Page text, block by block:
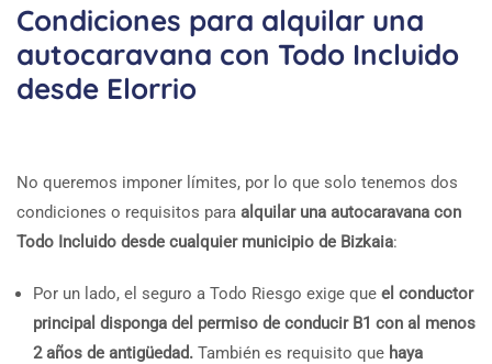
Condiciones para alquilar una
autocaravana con Todo Incluido
desde Elorrio
No queremos imponer límites, por lo que solo tenemos dos
condiciones o requisitos para alquilar una autocaravana con
Todo Incluido desde cualquier municipio de Bizkaia:
Por un lado, el seguro a Todo Riesgo exige que el conductor
principal disponga del permiso de conducir B1 con al menos
2 años de antigüedad. También es requisito que haya